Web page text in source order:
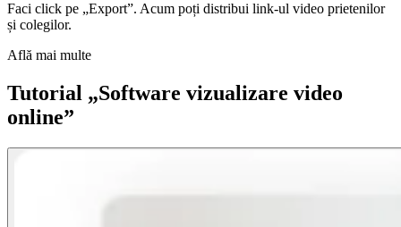
Faci click pe „Export”. Acum poți distribui link-ul video prietenilor
și colegilor.
Află mai multe
Tutorial „Software vizualizare video
online”